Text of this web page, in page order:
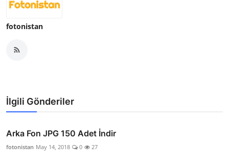
fotonistan
İlgili Gönderiler
Arka Fon JPG 150 Adet İndir
fotonistan May 14, 2018 0 27